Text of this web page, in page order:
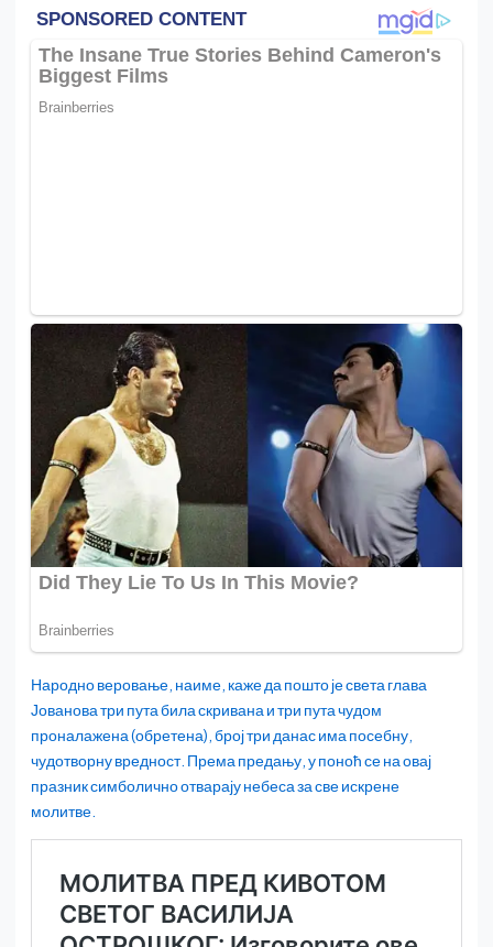
Народно веровање, наиме, каже да пошто је света глава
Јованова три пута била скривана и три пута чудом
проналажена (обретена), број три данас има посебну,
чудотворну вредност. Према предању, у поноћ се на овај
празник симболично отварају небеса за све искрене
молитве.